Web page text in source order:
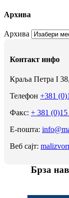
Архива
Архива
Контакт инфо
Краља Петра I
Телефон +381
Факс: + 381
Е-пошта:
Веб сајт:
Брза